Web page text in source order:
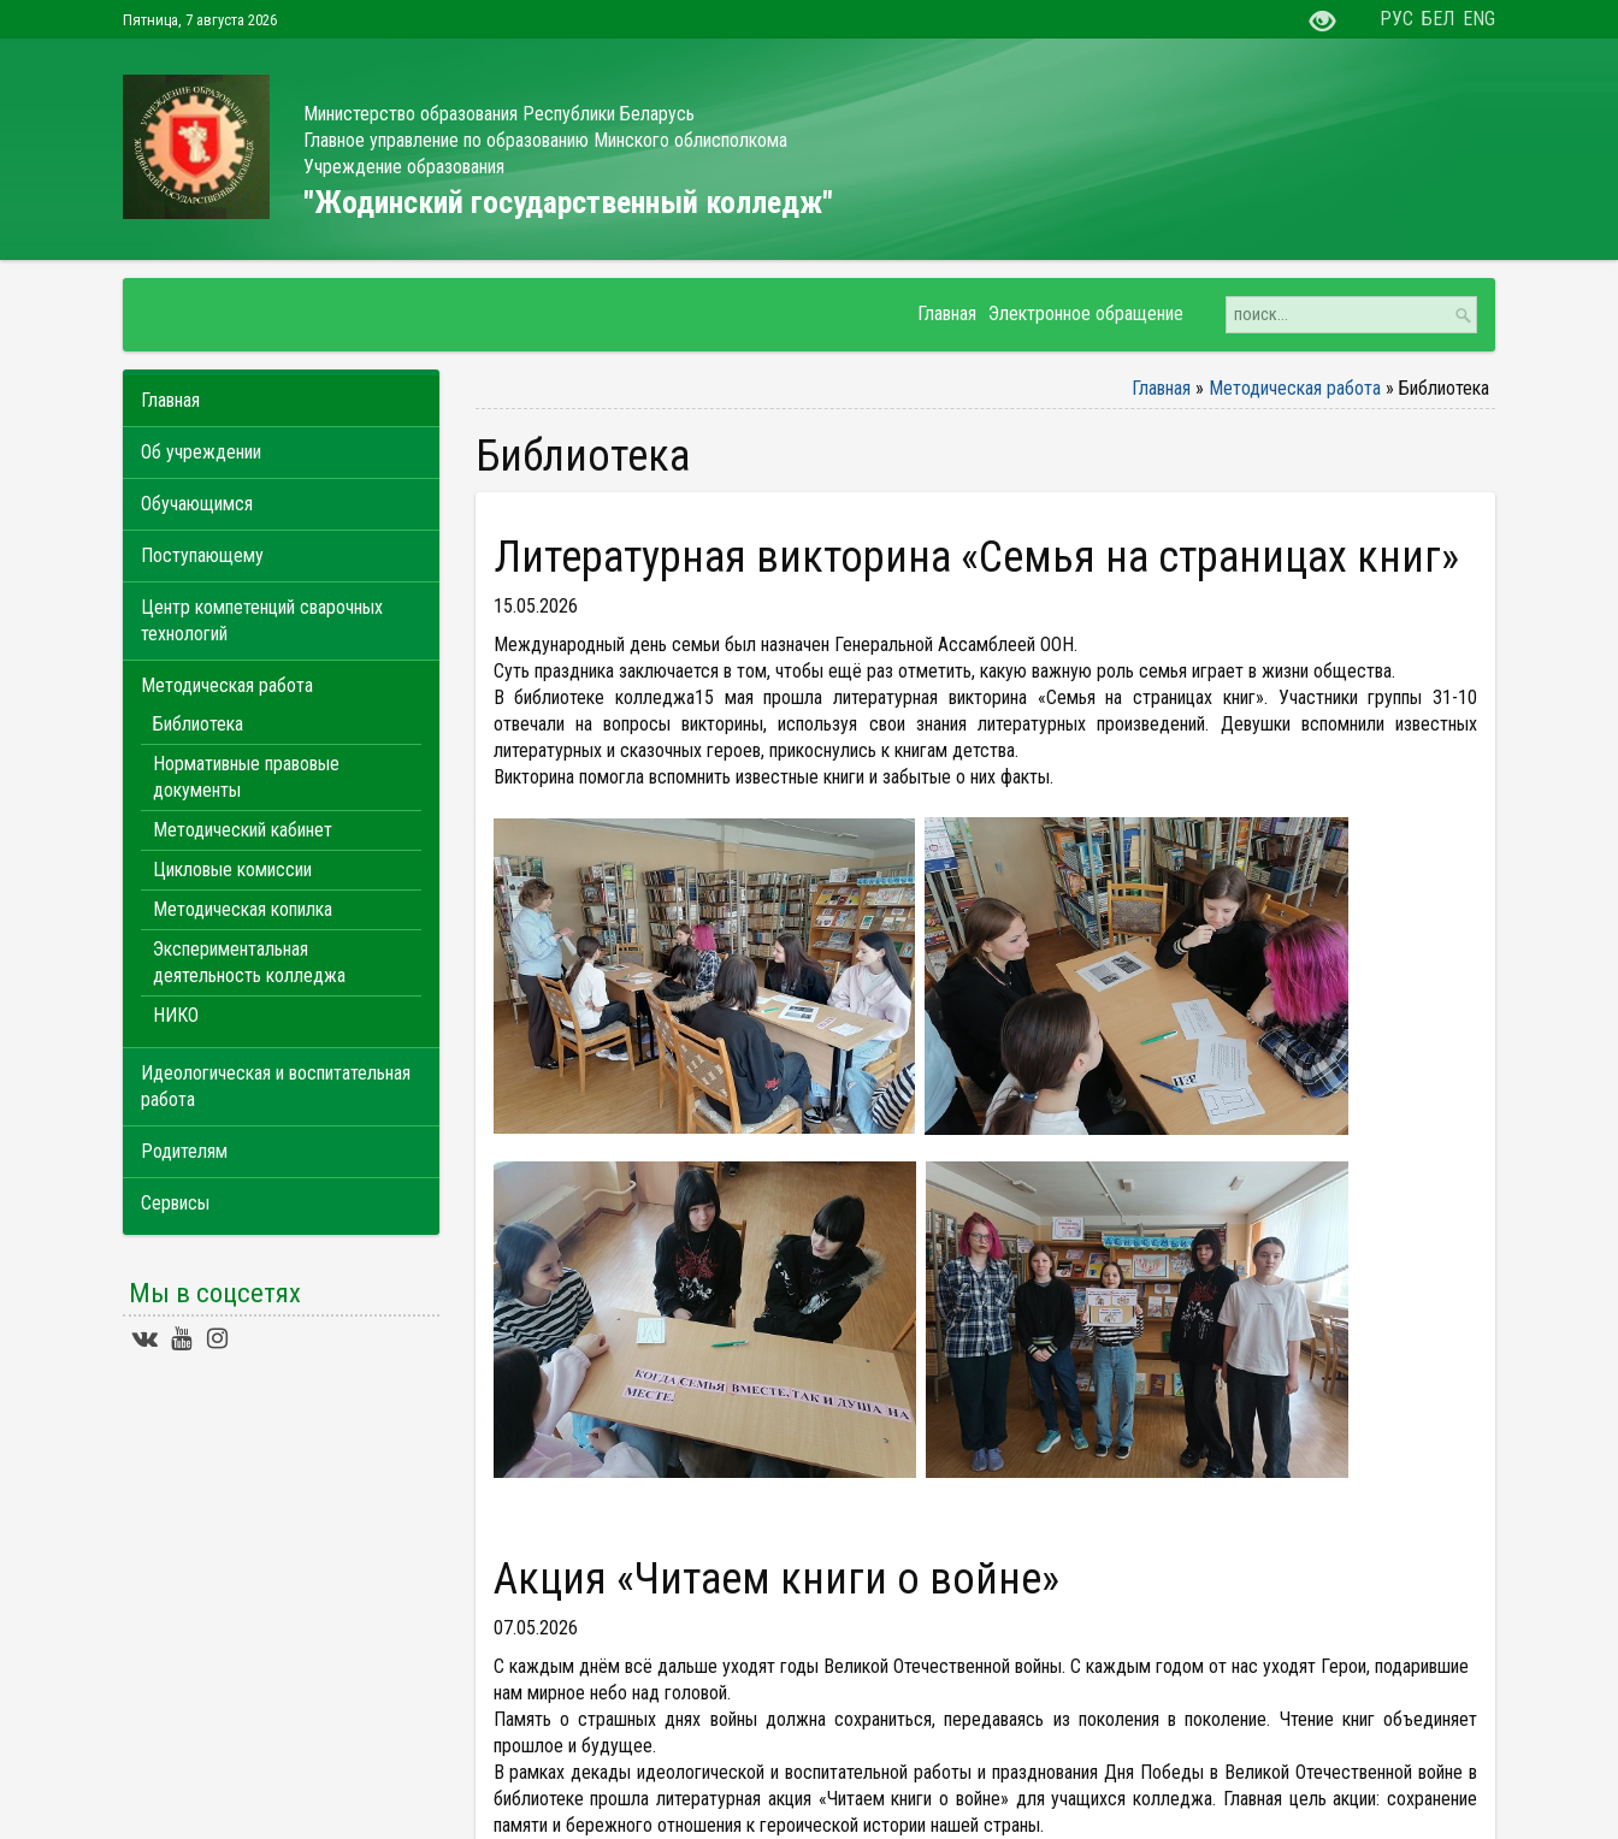
Пятница, 7 августа 2026 РУС БЕЛ ENG
Министерство образования Республики Беларусь
Главное управление по образованию Минского облисполкома
Учреждение образования
"Жодинский государственный колледж"
Главная Электронное обращение
Главная » Методическая работа » Библиотека
Библиотека
Литературная викторина «Семья на страницах книг»
15.05.2026
Международный день семьи был назначен Генеральной Ассамблеей ООН.
Суть праздника заключается в том, чтобы ещё раз отметить, какую важную роль семья играет в жизни общества.
В библиотеке колледжа15 мая прошла литературная викторина «Семья на страницах книг». Участники группы 31-10
отвечали на вопросы викторины, используя свои знания литературных произведений. Девушки вспомнили известных
литературных и сказочных героев, прикоснулись к книгам детства.
Викторина помогла вспомнить известные книги и забытые о них факты.
Акция «Читаем книги о войне»
07.05.2026
С каждым днём всё дальше уходят годы Великой Отечественной войны. С каждым годом от нас уходят Герои, подарившие
нам мирное небо над головой.
Память о страшных днях войны должна сохраниться, передаваясь из поколения в поколение. Чтение книг объединяет
прошлое и будущее.
В рамках декады идеологической и воспитательной работы и празднования Дня Победы в Великой Отечественной войне в
библиотеке прошла литературная акция «Читаем книги о войне» для учащихся колледжа. Главная цель акции: сохранение
памяти и бережного отношения к героической истории нашей страны.
Главная
Об учреждении
Обучающимся
Поступающему
Центр компетенций сварочных
технологий
Методическая работа
Библиотека
Нормативные правовые
документы
Методический кабинет
Цикловые комиссии
Методическая копилка
Экспериментальная
деятельность колледжа
НИКО
Идеологическая и воспитательная
работа
Родителям
Сервисы
Мы в соцсетях